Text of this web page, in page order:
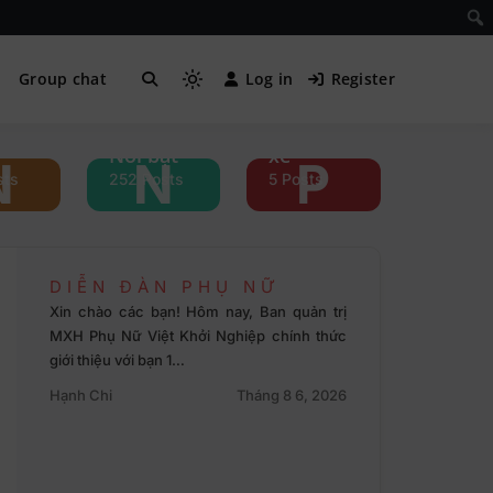
Group chat Log in Register
N
Nổi bật
252 Posts P
xe
5 Posts
DIỄN ĐÀN PHỤ NỮ
Xin chào các bạn! Hôm nay, Ban quản trị
MXH Phụ Nữ Việt Khởi Nghiệp chính thức
giới thiệu với bạn 1…
Hạnh Chi
Tháng 8 6, 2026